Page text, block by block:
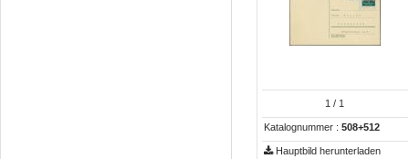
1 / 1
Katalognummer : 508+512
Hauptbild herunterladen